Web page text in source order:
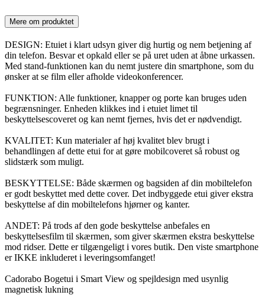
Mere om produktet
DESIGN: Etuiet i klart udsyn giver dig hurtig og nem betjening af
din telefon. Besvar et opkald eller se på uret uden at åbne urkassen.
Med stand-funktionen kan du nemt justere din smartphone, som du
ønsker at se film eller afholde videokonferencer.
FUNKTION: Alle funktioner, knapper og porte kan bruges uden
begrænsninger. Enheden klikkes ind i etuiet limet til
beskyttelsescoveret og kan nemt fjernes, hvis det er nødvendigt.
KVALITET: Kun materialer af høj kvalitet blev brugt i
behandlingen af dette etui for at gøre mobilcoveret så robust og
slidstærk som muligt.
BESKYTTELSE: Både skærmen og bagsiden af din mobiltelefon
er godt beskyttet med dette cover. Det indbyggede etui giver ekstra
beskyttelse af din mobiltelefons hjørner og kanter.
ANDET: På trods af den gode beskyttelse anbefales en
beskyttelsesfilm til skærmen, som giver skærmen ekstra beskyttelse
mod ridser. Dette er tilgængeligt i vores butik. Den viste smartphone
er IKKE inkluderet i leveringsomfanget!
Cadorabo Bogetui i Smart View og spejldesign med usynlig
magnetisk lukning